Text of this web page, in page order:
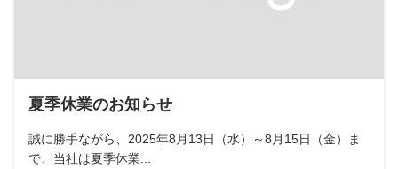
夏季休業のお知らせ
誠に勝手ながら、2025年8月13日（水）～8月15日（金）ま
で、当社は夏季休業...